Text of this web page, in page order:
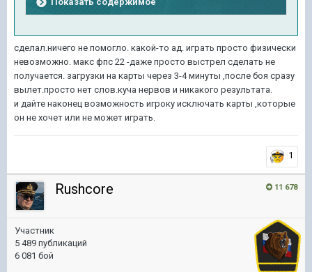
сделал.ничего не помогло. какой-то ад. играть просто физически
невозможно. макс фпс 22 -даже просто выстрел сделать не
получается. загрузки на карты через 3-4 минуты ,после боя сразу
вылет.просто нет слов.куча нервов и никакого результата.
и дайте наконец возможность игроку исключать карты ,которые
он не хочет или не может играть.
1
11 678
Rushcore
Участник
5 489 публикаций
6 081 бой